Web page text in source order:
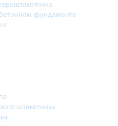
фундаменте
штакетника